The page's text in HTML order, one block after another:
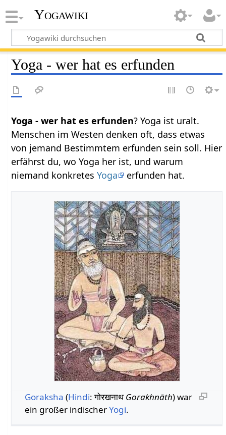
Yogawiki
Yoga - wer hat es erfunden
Yoga - wer hat es erfunden? Yoga ist uralt.
Menschen im Westen denken oft, dass etwas
von jemand Bestimmtem erfunden sein soll. Hier
erfährst du, wo Yoga her ist, und warum
niemand konkretesYoga erfunden hat.
Goraksha (Hindi: गोरखनाथGorakhnāth) war
ein großer indischerYogi.